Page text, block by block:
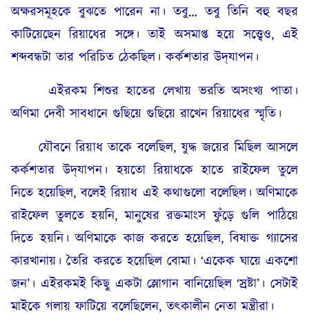
অক্ষরসমূহকে বুঝতে পারেন না। তবু… তবু তিনি বহু বছর
কাটিয়েছেন রিয়াধের সঙ্গে। তাই অসমাপ্ত হয়ে সত্ত্বেও, এই
শব্দবন্ধটা তার পরিচিত ঠেকছিল। কর্কশতার উদ্‌যাপন।
এইরকম শিশুর হাতের লেখায় ভরতি অসংখ্য পাতা।
অণিমা দেবী সাবধানে গুছিয়ে গুছিয়ে রাখেন রিয়াধের স্মৃতি।
যৌবনে রিয়াধ তাকে বলেছিল, যুদ্ধ জয়ের মিছিল আসলে
কর্কশতার উদ্‌যাপন। হয়তো রিয়াধকে হাতে রাইফেল তুলে
নিতে হয়েছিল, বলেই রিয়াধ এই কথাগুলো বলেছিল। অণিমাকে
রাইফেল তুলতে হয়নি, মানুষের রক্তমাংস ফুঁড়ে গুলি পাঠিয়ে
দিতে হয়নি। অণিমাকে কাজ করতে হয়েছিল, বিষাক্ত গ্যাসের
কারখানায়। তৈরি করতে হয়েছিল বোমা। ‘একেক ঘায়ে একশো
জন’। এইরকমই কিছু একটা স্লোগান বানিয়েছিল ‘স্রষ্টা’। সেটাই
মাইকে গলায় ফাটিয়ে বলেছিলেন, তৎকালীন নেতা মন্ত্রীরা।